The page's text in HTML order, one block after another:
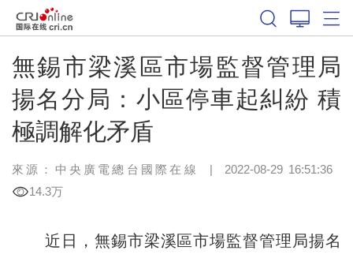
無錫市梁溪區市場監督管理局
揚名分局：小區停車起糾紛 積
極調解化矛盾
來源：中央廣電總台國際在線 | 2022-08-29 16:51:36
14.3万
近日，無錫市梁溪區市場監督管理局揚名